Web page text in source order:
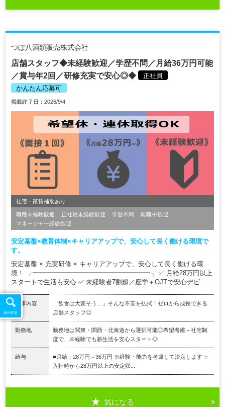
つぼ八酒類販売株式会社
店舗スタッフ◆未経験歓迎／学歴不問／月給36万円可能
／賞与年2回／研修充実で安心◎◆
正社員
かんたん応募可
掲載終了日：2026/9/4
社宅・家賃補助あり
職種未経験歓迎 正社員未経験歓迎 学歴不問
離職中歓迎
マネージャー経験歓迎
安定基盤×教育体制×キャリアアップで、安心して長く働ける環境で
す。
安定基盤 × 充実研修 × キャリアアップで、安心して長く働ける環
境！ ╭━━━━━━━━━━━━━━━━━━╮ ✅ 月給28万円以上
スタートで生活も安心 ✅ 未経験者7割超／座学＋OJTで安心デビ...
仕事内容
「飲食は大変そう…」そんな不安を払拭！ゼロから成長できる
店舗スタッフ◎
勤務地
勤務地は関東・関西・北海道から選択可能◎希望考慮＋社宅制
度で、未経験でも新生活を安心スタート◎
給与
■月給：28万円～36万円 ※経験・能力を考慮して決定します ✨
入社時から28万円以上の安定収...
気になる
条件変更